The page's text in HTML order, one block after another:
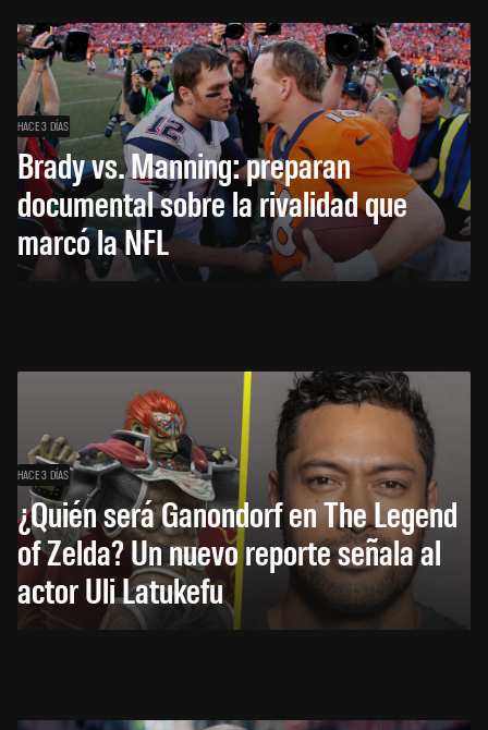
HACE 3 DÍAS
Brady vs. Manning: preparan
documental sobre la rivalidad que
marcó la NFL
HACE 3 DÍAS
¿Quién será Ganondorf en The Legend
of Zelda? Un nuevo reporte señala al
actor Uli Latukefu